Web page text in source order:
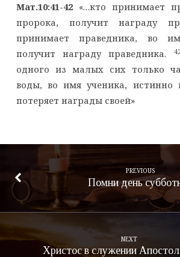
Мат.10:41-42«…кто принимает
пророка, получит награду
принимает праведника, во
получит награду праведника.
одного из малых сих только
воды, во имя ученика, истинно
потеряет награды своей»
PREVIOUS
Помни день
NEXT
Христос в служении